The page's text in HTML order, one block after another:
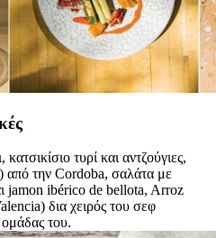
τυρί και αντζούγιες,
από την Cordoba, σαλάτα με
jamοn ibérico de bellota, Arroz
δια χειρός του σεφ
του.